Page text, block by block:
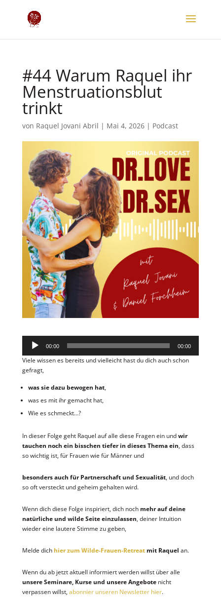
#44 Warum Raquel ihr
Menstruationsblut
trinkt
von Raquel Jovani Abril | Mai 4, 2026| Podcast
Audio-
Player
00:00 00:00
Viele wissen es bereits und vielleicht hast du dich auch schon
gefragt,
was sie dazu bewogen hat,
was es mit ihr gemacht hat,
Wie es schmeckt…?
In dieser Folge geht Raquel auf alle diese Fragen ein undwir
tauchen noch ein bisschen tiefer in dieses Thema ein, dass
so wichtig ist, für Frauen wie für Männer und
besonders auch für Partnerschaft und Sexualität, und doch
so oft versteckt und geheim gehalten wird.
Wenn dich diese Folge inspiriert, dich noch mehr auf deine
natürliche und wilde Seite einzulassen, deiner Intuition
wieder eine lautere Stimme zu geben,
Melde dich hier zum Wilde-Frauen-Retreatmit Raquel an.
Wenn du ab jetzt aktuell informiert werden willst über alle
unsere Seminare, Kurse und unsere Angebotenicht
verpassen willst,abonnier unseren Newsletter hier.